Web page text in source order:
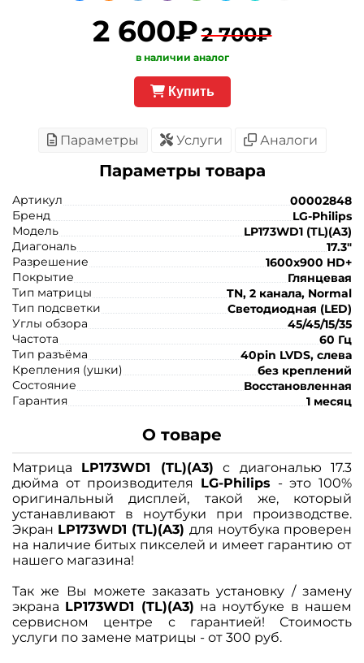
2 600₽2 700₽
в наличии аналог
Купить
Параметры Услуги Аналоги
Параметры товара
Артикул
00002848
Бренд
LG-Philips
Модель
LP173WD1 (TL)(A3)
Диагональ
17.3"
Разрешение
1600x900 HD+
Покрытие
Глянцевая
Тип матрицы
TN, 2 канала, Normal
Тип подсветки
Светодиодная (LED)
Углы обзора
45/45/15/35
Частота
60 Гц
Тип разъёма
40pin LVDS, слева
Крепления (ушки)
без креплений
Состояние
Восстановленная
Гарантия
1 месяц
О товаре
Матрица LP173WD1 (TL)(A3) с диагональю 17.3
дюйма от производителя LG-Philips - это 100%
оригинальный дисплей, такой же, который
устанавливают в ноутбуки при производстве.
Экран LP173WD1 (TL)(A3) для ноутбука проверен
на наличие битых пикселей и имеет гарантию от
нашего магазина!
Так же Вы можете заказать установку / замену
экрана LP173WD1 (TL)(A3) на ноутбуке в нашем
сервисном центре с гарантией! Стоимость
услуги по замене матрицы - от 300 руб.